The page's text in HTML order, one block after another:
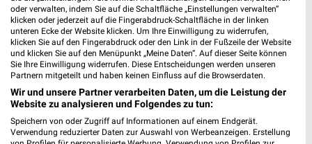
PROSPEKT BLÄTTERN
oder verwalten, indem Sie auf die Schaltfläche „Einstellungen verwalten“
klicken oder jederzeit auf die Fingerabdruck-Schaltfläche in der linken
unteren Ecke der Website klicken. Um Ihre Einwilligung zu widerrufen,
klicken Sie auf den Fingerabdruck oder den Link in der Fußzeile der Website
und klicken Sie auf den Menüpunkt „Meine Daten“. Auf dieser Seite können
Sie Ihre Einwilligung widerrufen. Diese Entscheidungen werden unseren
Partnern mitgeteilt und haben keinen Einfluss auf die Browserdaten.
Wir und unsere Partner verarbeiten Daten, um die Leistung der
Website zu analysieren und Folgendes zu tun:
Speichern von oder Zugriff auf Informationen auf einem Endgerät.
Verwendung reduzierter Daten zur Auswahl von Werbeanzeigen. Erstellung